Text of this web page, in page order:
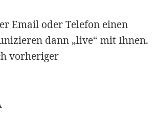
Email oder Telefon einen
dann „live“ mit Ihnen.
vorheriger